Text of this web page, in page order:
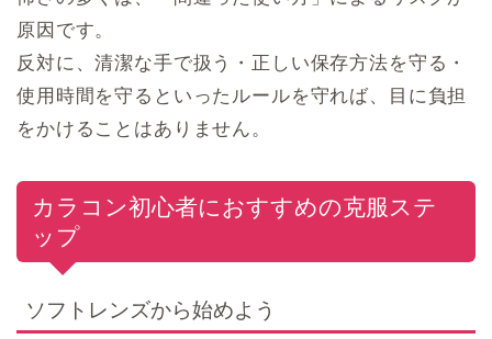
原因です。
反対に、清潔な手で扱う・正しい保存方法を守る・
使用時間を守るといったルールを守れば、目に負担
をかけることはありません。
カラコン初心者におすすめの克服ステ
ップ
ソフトレンズから始めよう